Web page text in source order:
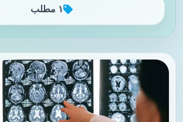
۱ مطلب